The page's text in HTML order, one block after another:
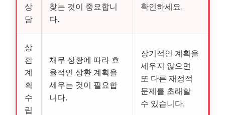
상
담
찾는 것이 중요합니
다.
확인하세요.
상
환
계
획
수
립
채무 상황에 따라 효
율적인 상환 계획을
세우는 것이 필요합
니다.
장기적인 계획을
세우지 않으면
또 다른 재정적
문제를 초래할
수 있습니다.